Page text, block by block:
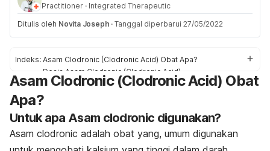
Practitioner · Integrated Therapeutic
Ditulis oleh Novita Joseph · Tanggal diperbarui 27/05/2022
Indeks: Asam Clodronic (Clodronic Acid) Obat Apa?
Dosis Asam Clodronic (Clodronic Acid)
Efek samping Asam Clodronic (Clodronic Acid)
Peringatan dan Perhatian Obat Asam Clodronic (Clodronic
Interaksi Obat Asam Clodronic (Clodronic Acid)
Overdosis Asam Clodronic (Clodronic Acid)
Asam Clodronic (Clodronic Acid) Obat
Apa?
Untuk apa Asam clodronic digunakan?
Asam clodronic adalah obat yang, umum digunakan